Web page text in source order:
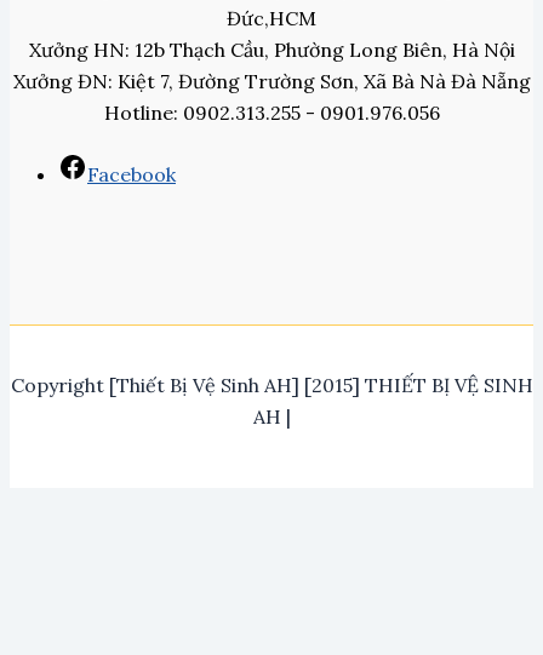
Đức,HCM
Xưởng HN: 12b Thạch Cầu, Phường Long Biên, Hà Nội
Xưởng ĐN: Kiệt 7, Đường Trường Sơn, Xã Bà Nà Đà Nẵng
Hotline: 0902.313.255 - 0901.976.056
Facebook
Copyright [Thiết Bị Vệ Sinh AH] [2015] THIẾT BỊ VỆ SINH
AH |